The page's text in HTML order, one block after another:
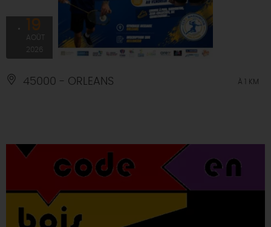
19
AOÛT
2026
45000 - ORLEANS À 1 KM